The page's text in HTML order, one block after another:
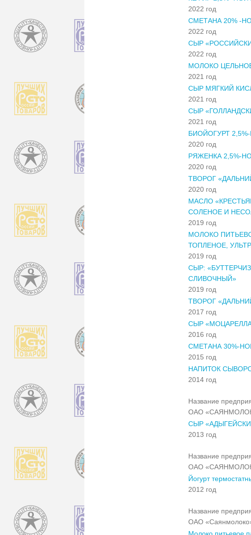
2022 год
СМЕТАНА 20% -
2022 год
СЫР
2022 год
МОЛОКО
2021 год
СЫР МЯГКИЙ
2021 год
СЫР
2021 год
БИОЙОГУРТ
2020 год
РЯЖЕНКА 2,5%-
2020 год
ТВОРОГ
2020 год
МАСЛО
СОЛЕНОЕ И
2019 год
МОЛОКО
ТОПЛЕНОЕ,
2019 год
СЫР:
СЛИВОЧНЫЙ»
2019 год
ТВОРОГ
2017 год
СЫР
2016 год
СМЕТАНА 30%-
2015 год
НАПИТОК
2014 год
Название
ОАО
СЫР
2013 год
Название
ОАО
Йогурт
2012 год
Название
ОАО